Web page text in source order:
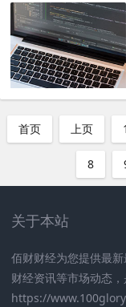
首页 上页 1
8
关于本站
佰财财经为您提供最
财经资讯等市场动态，
https://